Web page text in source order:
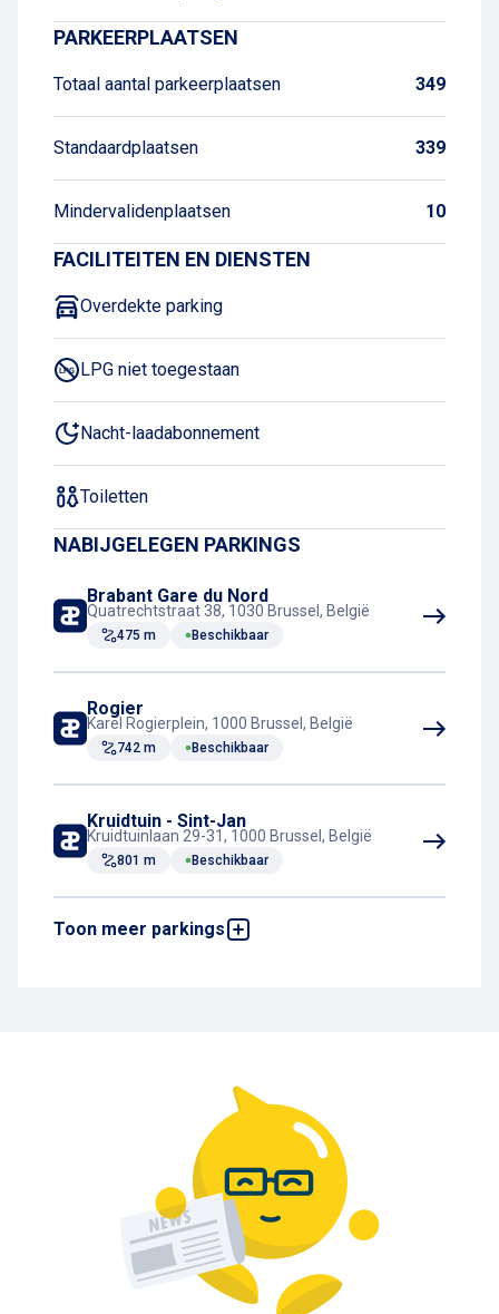
PARKEERPLAATSEN
Totaal aantal parkeerplaatsen 349
Standaardplaatsen 339
Mindervalidenplaatsen 10
FACILITEITEN EN DIENSTEN
Overdekte parking
LPG niet toegestaan
Nacht-laadabonnement
Toiletten
NABIJGELEGEN PARKINGS
Brabant Gare du Nord
Quatrechtstraat 38, 1030 Brussel, België
475 m Beschikbaar
Rogier
Karel Rogierplein, 1000 Brussel, België
742 m Beschikbaar
Kruidtuin - Sint-Jan
Kruidtuinlaan 29-31, 1000 Brussel, België
801 m Beschikbaar
Toon meer parkings
City 2
Beschikbaar